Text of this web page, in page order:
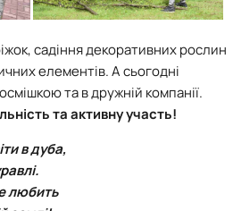
садіння декоративних рослин
елементів. А сьогодні
та в дружній компанії.
та активну участь!
в дуба,
любить